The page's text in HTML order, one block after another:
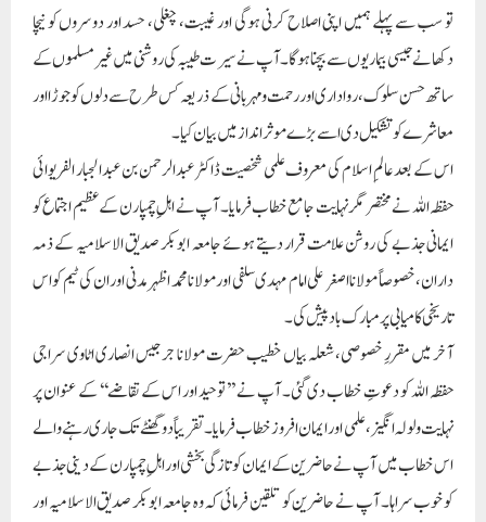
تو سب سے پہلے ہمیں اپنی اصلاح کرنی ہوگی اور غیبت، چغلی، حسد اور دوسروں کو نیچا
دکھانے جیسی بیماریوں سے بچنا ہوگا۔آپ نے سیرت طیبہ کی روشنی میں غیر مسلموں کے
ساتھ حسن سلوک،رواداری اور رحمت ومہربانی کے ذریعہ کس طرح سے دلوں کو جوڑا اور
معاشرے کو تشکیل دی اسے بڑے موثر انداز میں بیان کیا۔
اس کے بعد عالمِ اسلام کی معروف علمی شخصیت ڈاکٹر عبدالرحمن بن عبدالجبار الفریوائی
حفظہ اللہ نے مختصر مگر نہایت جامع خطاب فرمایا۔ آپ نے اہلِ چمپارن کے عظیم اجتماع کو
ایمانی جذبے کی روشن علامت قرار دیتے ہوئے جامعہ ابوبکر صدیق الاسلامیہ کے ذمہ
داران، خصوصاً مولانا اصغر علی امام مہدی سلفی اور مولانا محمد اظہر مدنی اور ان کی ٹیم کو اس
تاریخی کامیابی پر مبارک باد پیش کی۔
آخر میں مقررِ خصوصی، شعلہ بیاں خطیب حضرت مولانا جرجیس انصاری اٹاوی سراجی
حفظہ اللہ کو دعوتِ خطاب دی گئی۔ آپ نے ’’توحید اور اس کے تقاضے‘‘ کے عنوان پر
نہایت ولولہ انگیز، علمی اور ایمان افروز خطاب فرمایا۔ تقریباً دو گھنٹے تک جاری رہنے والے
اس خطاب میں آپ نے حاضرین کے ایمان کو تازگی بخشی اور اہلِ چمپارن کے دینی جذبے
کو خوب سراہا۔ آپ نے حاضرین کو تلقین فرمائی کہ وہ جامعہ ابوبکر صدیق الاسلامیہ اور